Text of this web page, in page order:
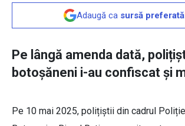
Adaugă ca sursă preferată
Pe lângă amenda dată,
botoșăneni i-au confiscat și
Pe 10 mai 2025, polițiștii din cadrul